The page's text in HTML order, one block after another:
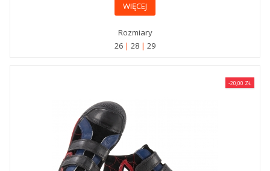
WIĘCEJ
Rozmiary
26
28 29
-20,00 ZŁ